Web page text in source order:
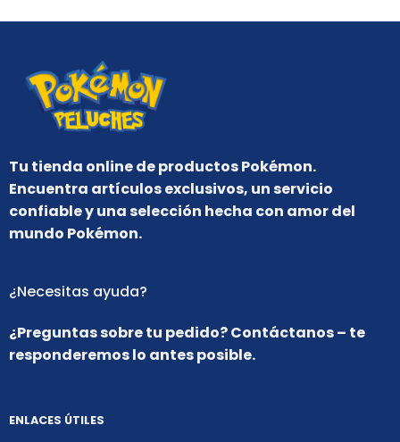
Tu tienda online de productos Pokémon.
Encuentra artículos exclusivos, un servicio
confiable y una selección hecha con amor del
mundo Pokémon.
ENLACES ÚTILES
¿Necesitas ayuda?
¿Preguntas sobre tu pedido? Contáctanos – te
responderemos lo antes posible.